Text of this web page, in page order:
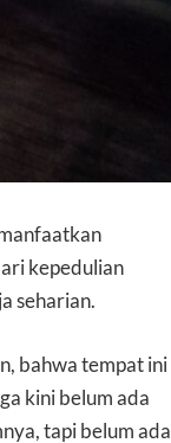
kepedulian
seharian.
bahwa tempat ini
kini belum ada
tapi belum ada